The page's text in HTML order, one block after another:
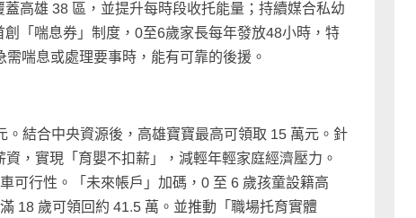
高雄 38 區，並提升每時段收托能量；持續媒合私幼
「喘息券」制度，0至6歲家長每年發放48小時，特
喘息或處理要事時，能有可靠的後援。
結合中央資源後，高雄寶寶最高可領取 15 萬元。針
，實現「育嬰不扣薪」，減輕年輕家庭經濟壓力。
可行性。「未來帳戶」加碼，0 至 6 歲孩童設籍高
18 歲可領回約 41.5 萬。並推動「職場托育實體